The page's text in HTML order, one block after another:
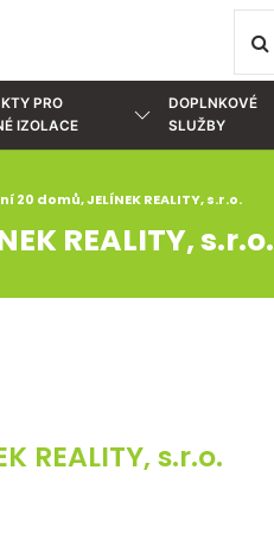
PRO
IZOLACE
DOPLNKOVÉ
SLUŽBY
20 domů, JELÍNEK REALITY, s.r.o.
REALITY, s.r.o.
REALITY, s.r.o.